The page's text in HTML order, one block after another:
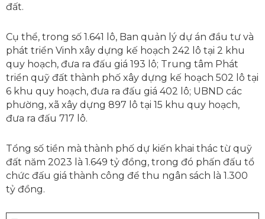
đất.
Cụ thể, trong số 1.641 lô, Ban quản lý dự án đầu tư và
phát triển Vinh xây dựng kế hoạch 242 lô tại 2 khu
quy hoạch, đưa ra đấu giá 193 lô; Trung tâm Phát
triển quỹ đất thành phố xây dựng kế hoạch 502 lô tại
6 khu quy hoạch, đưa ra đấu giá 402 lô; UBND các
phường, xã xây dựng 897 lô tại 15 khu quy hoạch,
đưa ra đấu 717 lô.
Tổng số tiền mà thành phố dự kiến khai thác từ quỹ
đất năm 2023 là 1.649 tỷ đồng, trong đó phấn đấu tổ
chức đấu giá thành công để thu ngân sách là 1.300
tỷ đồng.